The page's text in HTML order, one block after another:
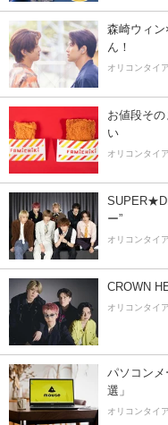
森崎ウィン
ん！
オリコンタイ
お値段そ
い
オリコンタイ
ー”
オリコンタイ
CROWN
オリコンタイ
パソコン
選」
オリコンタイ